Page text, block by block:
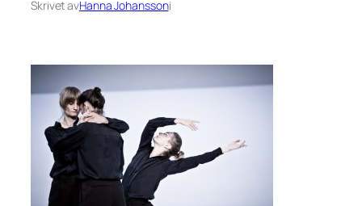
Skrivet avHanna Johanssoni